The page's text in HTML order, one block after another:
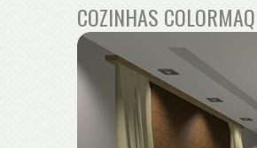
COZINHAS COLORMAQ